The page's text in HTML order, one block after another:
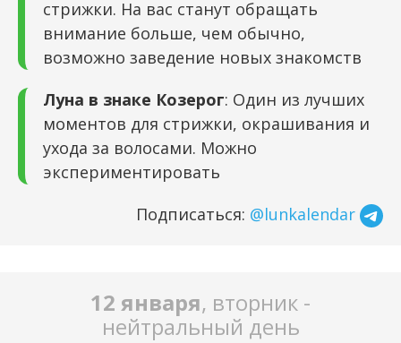
стрижки. На вас станут обращать
внимание больше, чем обычно,
возможно заведение новых знакомств
Луна в знаке Козерог: Один из лучших
моментов для стрижки, окрашивания и
ухода за волосами. Можно
экспериментировать
Подписаться: @lunkalendar
12 января, вторник -
нейтральный день